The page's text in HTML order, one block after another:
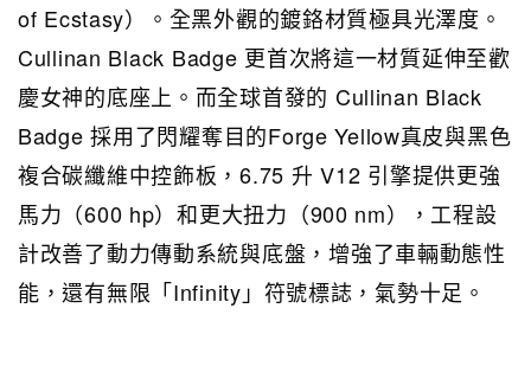
of Ecstasy）。全黑外觀的鍍鉻材質極具光澤度。
Cullinan Black Badge 更首次將這一材質延伸至歡
慶女神的底座上。而全球首發的 Cullinan Black
Badge 採用了閃耀奪目的Forge Yellow真皮與黑色
複合碳纖維中控飾板，6.75 升 V12 引擎提供更強
馬力（600 hp）和更大扭力（900 nm），工程設
計改善了動力傳動系統與底盤，增強了車輛動態性
能，還有無限「Infinity」符號標誌，氣勢十足。